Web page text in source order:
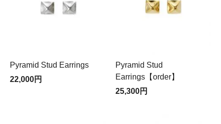
Pyramid Stud Earrings
22,000円
Pyramid Stud
Earrings【order】
25,300円